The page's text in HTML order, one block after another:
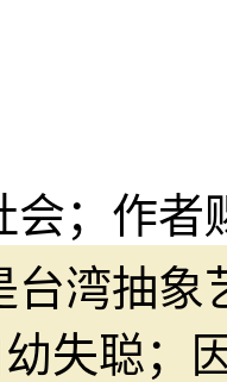
会；作者
台湾抽象
失聪；